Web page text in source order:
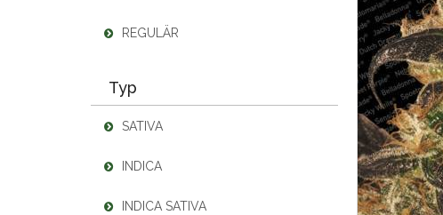
REGULÄR
Typ
SATIVA
INDICA
INDICA SATIVA